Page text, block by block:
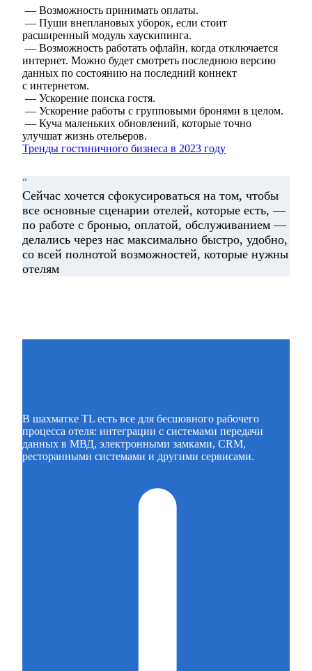
— Возможность принимать оплаты.
— Пуши внеплановых уборок, если стоит
расширенный модуль хаускипинга.
— Возможность работать офлайн, когда отключается
интернет. Можно будет смотреть последнюю версию
данных по состоянию на последний коннект
с интернетом.
— Ускорение поиска гостя.
— Ускорение работы с групповыми бронями в целом.
— Куча маленьких обновлений, которые точно
улучшат жизнь отельеров.
Тренды гостиничного бизнеса в 2023 году
“
Сейчас хочется сфокусироваться на том, чтобы
все основные сценарии отелей, которые есть, —
по работе с бронью, оплатой, обслуживанием —
делались через нас максимально быстро, удобно,
со всей полнотой возможностей, которые нужны
отелям
В шахматке TL есть все для бесшовного рабочего
процесса отеля: интеграции с системами передачи
данных в МВД, электронными замками, CRM,
ресторанными системами и другими сервисами.